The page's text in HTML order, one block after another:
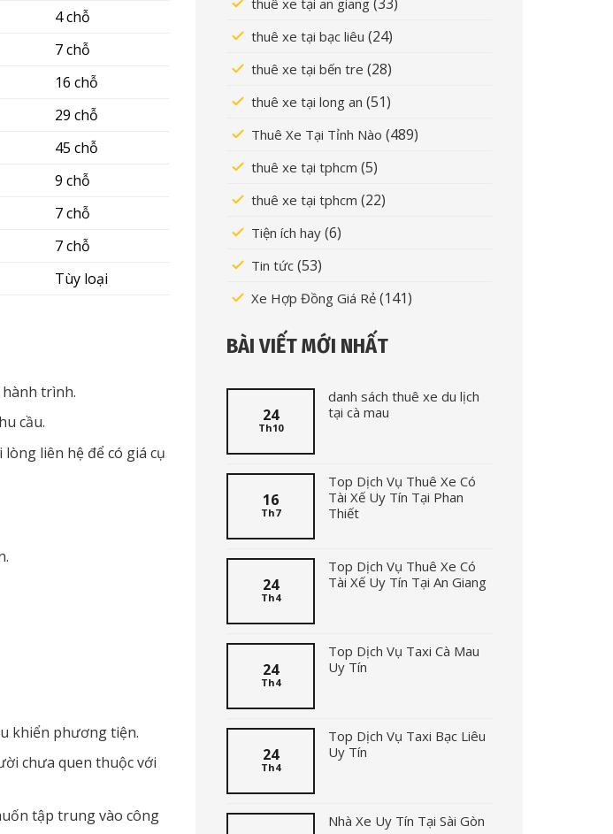
4 chỗ
7 chỗ
16 chỗ
29 chỗ
45 chỗ
9 chỗ
7 chỗ
7 chỗ
Tùy loại
hành trình.
cầu.
liên hệ để có giá cụ
khiển phương tiện.
chưa quen thuộc với
tập trung vào công
thuê xe tại an giang
thuê xe tại bạc liêu (24)
thuê xe tại bến tre (28)
thuê xe tại long an (51)
Thuê Xe Tại Tỉnh Nào (489)
thuê xe tại tphcm (5)
thuê xe tại tphcm (22)
Tiện ích hay (6)
Tin tức (53)
Xe Hợp Đồng Giá Rẻ (141)
BÀI VIẾT MỚI NHẤT
24
Th10
danh sách thuê xe du lịch
tại cà mau
16
Th7
Top Dịch Vụ Thuê Xe Có
Tài Xế Uy Tín Tại Phan
Thiết
24
Th4
Top Dịch Vụ Thuê Xe Có
Tài Xế Uy Tín Tại An Giang
24
Th4
Top Dịch Vụ Taxi Cà Mau
Uy Tín
24
Th4
Top Dịch Vụ Taxi Bạc Liêu
Uy Tín
Nhà Xe Uy Tín Tại Sài Gòn